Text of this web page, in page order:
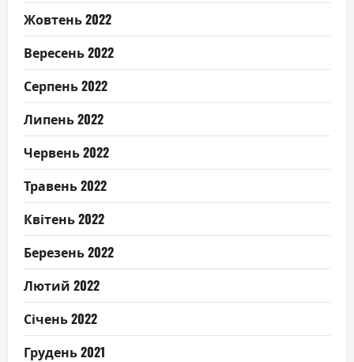
Жовтень 2022
Вересень 2022
Серпень 2022
Липень 2022
Червень 2022
Травень 2022
Квітень 2022
Березень 2022
Лютий 2022
Січень 2022
Грудень 2021